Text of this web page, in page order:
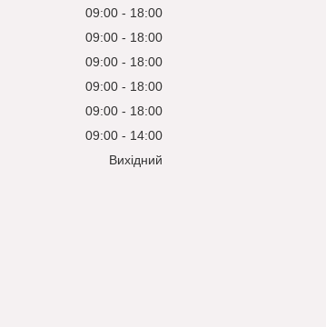
09:00
18:00
09:00
18:00
09:00
18:00
09:00
18:00
09:00
18:00
09:00
14:00
Вихідний